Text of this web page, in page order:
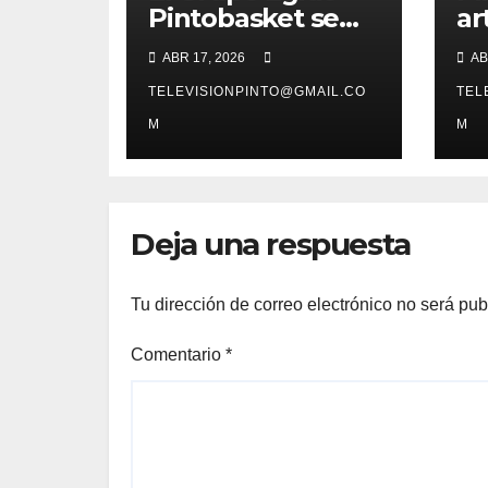
Pintobasket se
juega la
permanencia
este sábado en el
Príncipes de
Asturias
ABR 17, 2026
TELEVISIONPINTO@GMAIL.CO
M M
Deja una respuesta
Tu dirección de correo electrónico no será
Comentario *